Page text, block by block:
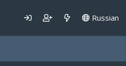
Russian